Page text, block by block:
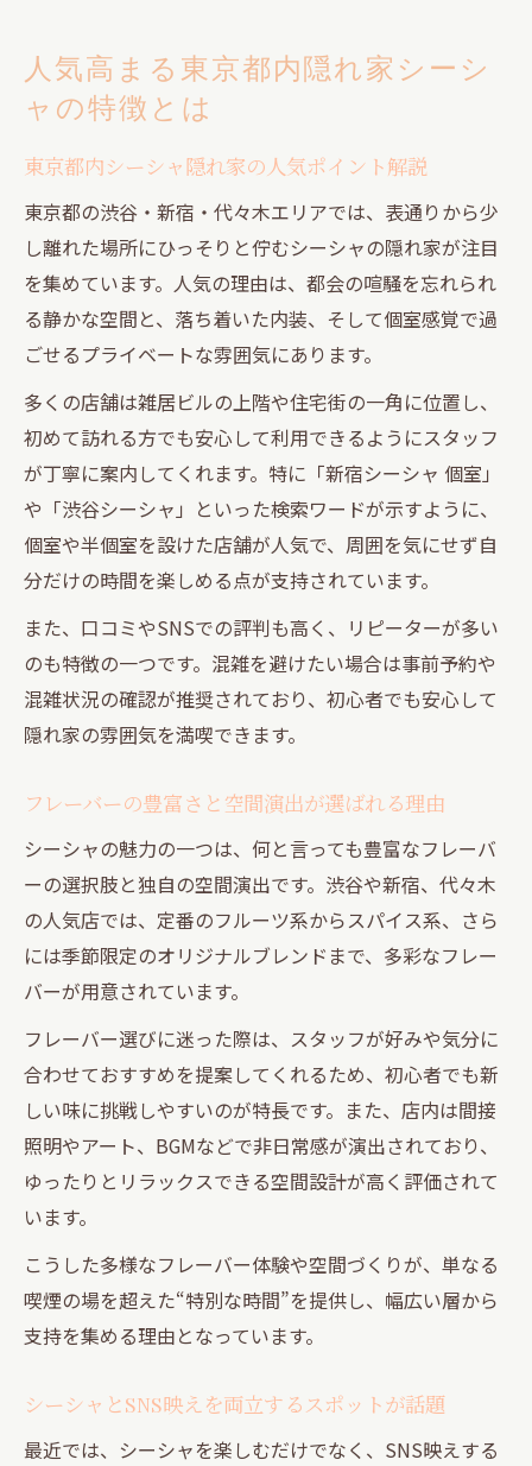
人気高まる東京都内隠れ家シーシ
ャの特徴とは
東京都内シーシャ隠れ家の人気ポイント解説
東京都の渋谷・新宿・代々木エリアでは、表通りから少
し離れた場所にひっそりと佇むシーシャの隠れ家が注目
を集めています。人気の理由は、都会の喧騒を忘れられ
る静かな空間と、落ち着いた内装、そして個室感覚で過
ごせるプライベートな雰囲気にあります。
多くの店舗は雑居ビルの上階や住宅街の一角に位置し、
初めて訪れる方でも安心して利用できるようにスタッフ
が丁寧に案内してくれます。特に「新宿シーシャ 個室」
や「渋谷シーシャ」といった検索ワードが示すように、
個室や半個室を設けた店舗が人気で、周囲を気にせず自
分だけの時間を楽しめる点が支持されています。
また、口コミやSNSでの評判も高く、リピーターが多い
のも特徴の一つです。混雑を避けたい場合は事前予約や
混雑状況の確認が推奨されており、初心者でも安心して
隠れ家の雰囲気を満喫できます。
フレーバーの豊富さと空間演出が選ばれる理由
シーシャの魅力の一つは、何と言っても豊富なフレーバ
ーの選択肢と独自の空間演出です。渋谷や新宿、代々木
の人気店では、定番のフルーツ系からスパイス系、さら
には季節限定のオリジナルブレンドまで、多彩なフレー
バーが用意されています。
フレーバー選びに迷った際は、スタッフが好みや気分に
合わせておすすめを提案してくれるため、初心者でも新
しい味に挑戦しやすいのが特長です。また、店内は間接
照明やアート、BGMなどで非日常感が演出されており、
ゆったりとリラックスできる空間設計が高く評価されて
います。
こうした多様なフレーバー体験や空間づくりが、単なる
喫煙の場を超えた“特別な時間”を提供し、幅広い層から
支持を集める理由となっています。
シーシャとSNS映えを両立するスポットが話題
最近では、シーシャを楽しむだけでなく、SNS映えする